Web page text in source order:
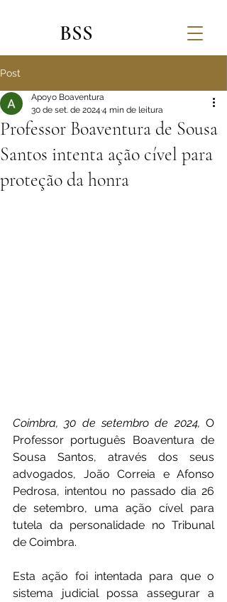
BSS
Post
Professor Boaventura de Sousa
Santos intenta ação cível para
proteção da honra
Apoyo Boaventura
30 de set. de 2024 4 min de leitura
Coimbra, 30 de setembro de 2024, O
Professor português Boaventura de
Sousa Santos, através dos seus
advogados, João Correia e Afonso
Pedrosa, intentou no passado dia 26
de setembro, uma ação cível para
tutela da personalidade no Tribunal
de Coimbra.
Esta ação foi intentada para que o
sistema judicial possa assegurar a